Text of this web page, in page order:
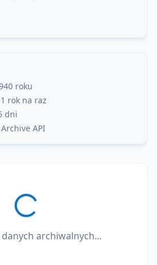
roku
rok na raz
dni
API
archiwalnych...